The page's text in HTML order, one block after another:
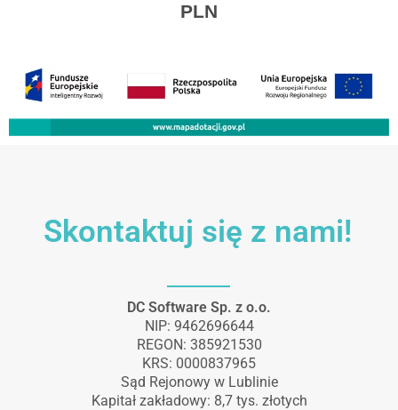
PLN
Skontaktuj się z nami!
DC Software Sp. z o.o.
NIP: 9462696644
REGON: 385921530
KRS: 0000837965
Sąd Rejonowy w Lublinie
Kapitał zakładowy: 8,7 tys. złotych